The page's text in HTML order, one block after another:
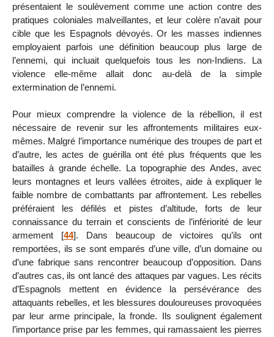
présentaient le soulèvement comme une action contre des
pratiques coloniales malveillantes, et leur colère n’avait pour
cible que les Espagnols dévoyés. Or les masses indiennes
employaient parfois une définition beaucoup plus large de
l’ennemi, qui incluait quelquefois tous les non-Indiens. La
violence elle-même allait donc au-delà de la simple
extermination de l’ennemi.
Pour mieux comprendre la violence de la rébellion, il est
nécessaire de revenir sur les affrontements militaires eux-
mêmes. Malgré l’importance numérique des troupes de part et
d’autre, les actes de guérilla ont été plus fréquents que les
batailles à grande échelle. La topographie des Andes, avec
leurs montagnes et leurs vallées étroites, aide à expliquer le
faible nombre de combattants par affrontement. Les rebelles
préféraient les défilés et pistes d’altitude, forts de leur
connaissance du terrain et conscients de l’infériorité de leur
armement [44]. Dans beaucoup de victoires qu’ils ont
remportées, ils se sont emparés d’une ville, d’un domaine ou
d’une fabrique sans rencontrer beaucoup d’opposition. Dans
d’autres cas, ils ont lancé des attaques par vagues. Les récits
d’Espagnols mettent en évidence la persévérance des
attaquants rebelles, et les blessures douloureuses provoquées
par leur arme principale, la fronde. Ils soulignent également
l’importance prise par les femmes, qui ramassaient les pierres